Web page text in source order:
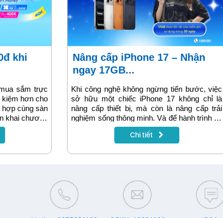
sắm trực
kiệm hơn cho
hợp cùng sàn
khai chương
11 và
bằng VNPT
giá lên đến
Nâng cấp iPhone 17 – Nhận
ngay 17GB...
Khi công nghệ không ngừng tiến bước, việc
sở hữu một chiếc iPhone 17 không chỉ là
nâng cấp thiết bị, mà còn là nâng cấp trải
nghiệm sống thông minh. Và để hành trình đó
trọn vẹn hơn, VinaPhone dành tặng 17GB
Data miễn phí cho mọi khách hàng nâng cấp
đến 31/08/2026.
Chi tiết